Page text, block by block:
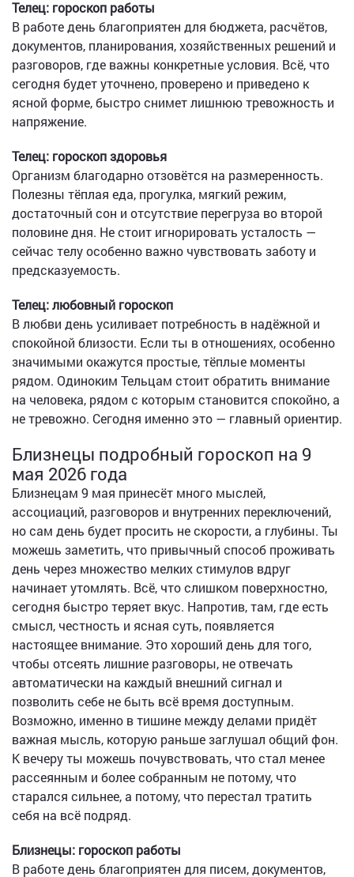
Телец: гороскоп работы
В работе день благоприятен для бюджета, расчётов,
документов, планирования, хозяйственных решений и
разговоров, где важны конкретные условия. Всё, что
сегодня будет уточнено, проверено и приведено к
ясной форме, быстро снимет лишнюю тревожность и
напряжение.
Телец: гороскоп здоровья
Организм благодарно отзовётся на размеренность.
Полезны тёплая еда, прогулка, мягкий режим,
достаточный сон и отсутствие перегруза во второй
половине дня. Не стоит игнорировать усталость —
сейчас телу особенно важно чувствовать заботу и
предсказуемость.
Телец: любовный гороскоп
В любви день усиливает потребность в надёжной и
спокойной близости. Если ты в отношениях, особенно
значимыми окажутся простые, тёплые моменты
рядом. Одиноким Тельцам стоит обратить внимание
на человека, рядом с которым становится спокойно, а
не тревожно. Сегодня именно это — главный ориентир.
Близнецы подробный гороскоп на 9
мая 2026 года
Близнецам 9 мая принесёт много мыслей,
ассоциаций, разговоров и внутренних переключений,
но сам день будет просить не скорости, а глубины. Ты
можешь заметить, что привычный способ проживать
день через множество мелких стимулов вдруг
начинает утомлять. Всё, что слишком поверхностно,
сегодня быстро теряет вкус. Напротив, там, где есть
смысл, честность и ясная суть, появляется
настоящее внимание. Это хороший день для того,
чтобы отсеять лишние разговоры, не отвечать
автоматически на каждый внешний сигнал и
позволить себе не быть всё время доступным.
Возможно, именно в тишине между делами придёт
важная мысль, которую раньше заглушал общий фон.
К вечеру ты можешь почувствовать, что стал менее
рассеянным и более собранным не потому, что
старался сильнее, а потому, что перестал тратить
себя на всё подряд.
Близнецы: гороскоп работы
В работе день благоприятен для писем, документов,